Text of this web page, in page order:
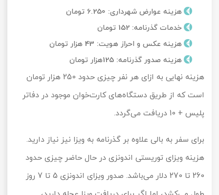
هزینه عوارض شهرداری: 6.250 تومان
خدمات گذرنامه: 152 تومان
هزینه عکس و احراز هویت: 43 هزار تومان
هزینه صدور گذرنامه: 125هزار تومان
هزینه نهایی به ازای هر نفر چیزی حدود 250 هزار تومان
است که از طریق دستگاه‌های کارت‌خوان موجود در دفاتر
پلیس + 10 دریافت می‌گردد.
برای سفر به بالی علاوه بر گذرنامه به ویزا نیز نیاز دارید.
هزینه ویزای توریستی اندونزی در حال حاضر چیزی حدود
260 تا 270 دلار می‌باشد. صدور ویزای اندونزی 5 تا 7 روز